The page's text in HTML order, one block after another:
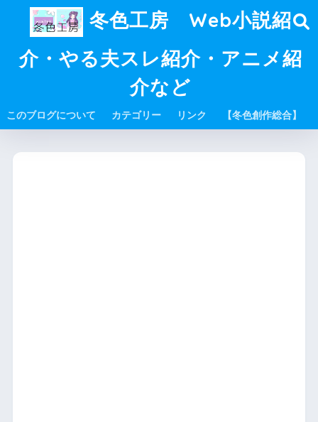
冬色工房 Web小説紹
介・やる夫スレ紹介・アニメ紹
介など
このブログについて カテゴリー リンク 【冬色創作総合】